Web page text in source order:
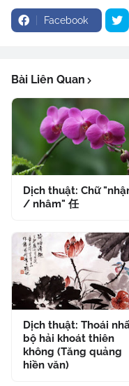
Facebook
Bài Liên Quan
Dịch thuật: Chữ
/ nhâm" 任
Dịch thuật: Thoái
bộ hải khoát thiên
không (Tăng quảng
hiền văn)